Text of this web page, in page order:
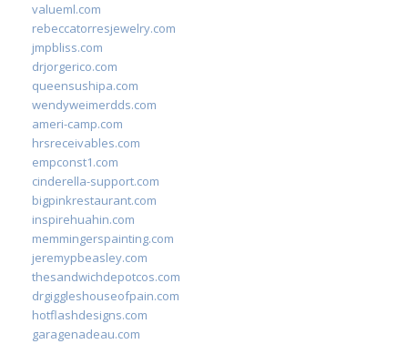
valueml.com
rebeccatorresjewelry.com
jmpbliss.com
drjorgerico.com
queensushipa.com
wendyweimerdds.com
ameri-camp.com
hrsreceivables.com
empconst1.com
cinderella-support.com
bigpinkrestaurant.com
inspirehuahin.com
memmingerspainting.com
jeremypbeasley.com
thesandwichdepotcos.com
drgiggleshouseofpain.com
hotflashdesigns.com
garagenadeau.com